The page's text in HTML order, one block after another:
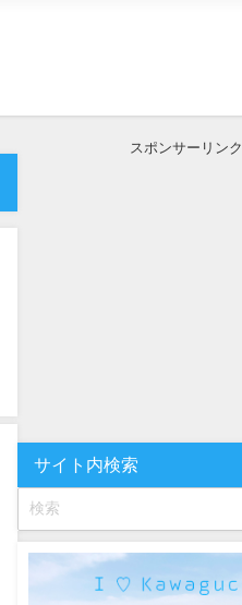
スポンサーリンク
サイト内検索